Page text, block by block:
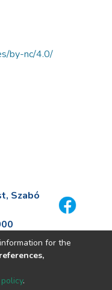
by-nc/4.0/
Szabó
for the
.